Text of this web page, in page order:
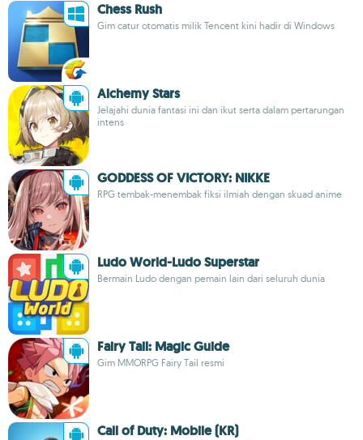
Chess Rush
Gim catur otomatis milik Tencent kini hadir di Windows
Alchemy Stars
Jelajahi dunia fantasi ini dan ikut serta dalam pertarungan
intens
GODDESS OF VICTORY: NIKKE
RPG tembak-menembak fiksi ilmiah dengan skuad anime
Ludo World-Ludo Superstar
Bermain Ludo dengan pemain lain dari seluruh dunia
Fairy Tail: Magic Guide
Gim MMORPG Fairy Tail resmi
Call of Duty: Mobile (KR)